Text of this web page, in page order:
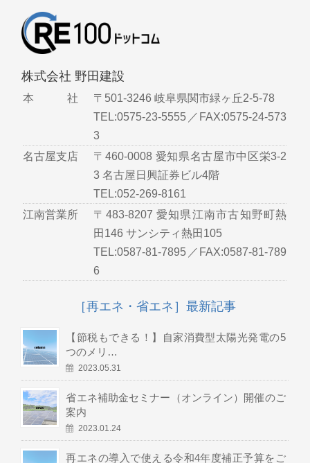
株式会社 野田建設
本 社
〒501-3246 岐阜県関市緑ヶ丘2-5-78
TEL:0575-23-5555／FAX:0575-24-573
3
名古屋支店
〒460-0008 愛知県名古屋市中区栄3-2
3 名古屋日興証券ビル4階
TEL:052-269-8161
江南営業所
〒483-8207 愛知県江南市古知野町熱
田146 サンシティ熱田105
TEL:0587-81-7895／FAX:0587-81-789
6
［再エネ・省エネ］最新記事
【節税もできる！】自家消費型太陽光発電の5
つのメリ…
2023.05.31
省エネ補助金セミナー（オンライン）開催のご
案内
2023.01.24
再エネの導入で使える令和4年度補正予算をご